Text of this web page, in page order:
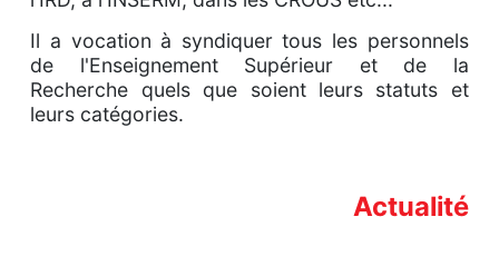
Il a vocation à syndiquer tous les personnels
de l'Enseignement Supérieur et de la
Recherche quels que soient leurs statuts et
leurs catégories.
Actualité